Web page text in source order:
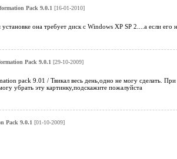
Pack 9.0.1 [16-01-2010]
она требует диск с Windows XP SP 2....а если
Pack 9.0.1 [29-10-2009]
pack 9.01 / Твикал весь день,одно не могу сделать.
убрать эту картинку,подскажите пожалуйста
Pack 9.0.1 [01-10-2009]